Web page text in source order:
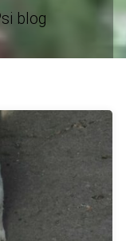
blog